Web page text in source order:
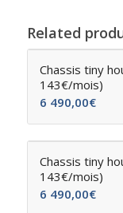
Related
Chassis tiny
143€/mois)
6 490,00€
Chassis tiny
143€/mois)
6 490,00€